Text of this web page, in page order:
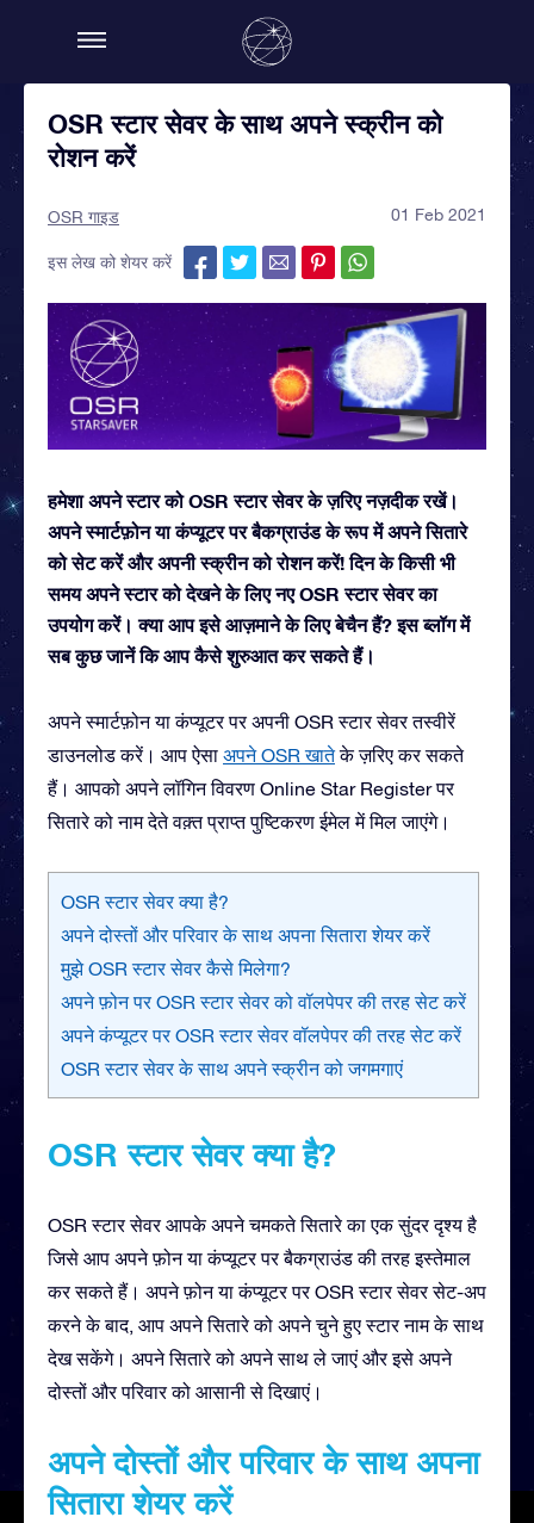
OSR स्टार सेवर के साथ अपने स्क्रीन को
रोशन करें
OSR गाइड 01 Feb 2021
इस लेख को शेयर करें
हमेशा अपने स्टार को OSR स्टार सेवर के ज़रिए नज़दीक रखें।
अपने स्मार्टफ़ोन या कंप्यूटर पर बैकग्राउंड के रूप में अपने सितारे
को सेट करें और अपनी स्क्रीन को रोशन करें! दिन के किसी भी
समय अपने स्टार को देखने के लिए नए OSR स्टार सेवर का
उपयोग करें। क्या आप इसे आज़माने के लिए बेचैन हैं? इस ब्लॉग में
सब कुछ जानें कि आप कैसे शुरुआत कर सकते हैं।
अपने स्मार्टफ़ोन या कंप्यूटर पर अपनी OSR स्टार सेवर तस्वीरें
डाउनलोड करें। आप ऐसा अपने OSR खातेके ज़रिए कर सकते
हैं। आपको अपने लॉगिन विवरण Online Star Register पर
सितारे को नाम देते वक़्त प्राप्त पुष्टिकरण ईमेल में मिल जाएंगे।
OSR स्टार सेवर क्या है?
अपने दोस्तों और परिवार के साथ अपना सितारा शेयर करें
मुझे OSR स्टार सेवर कैसे मिलेगा?
अपने फ़ोन पर OSR स्टार सेवर को वॉलपेपर की तरह सेट करें
अपने कंप्यूटर पर OSR स्टार सेवर वॉलपेपर की तरह सेट करें
OSR स्टार सेवर के साथ अपने स्क्रीन को जगमगाएं
OSR स्टार सेवर क्या है?
OSR स्टार सेवर आपके अपने चमकते सितारे का एक सुंदर दृश्य है
जिसे आप अपने फ़ोन या कंप्यूटर पर बैकग्राउंड की तरह इस्तेमाल
कर सकते हैं। अपने फ़ोन या कंप्यूटर पर OSR स्टार सेवर सेट-अप
करने के बाद, आप अपने सितारे को अपने चुने हुए स्टार नाम के साथ
देख सकेंगे। अपने सितारे को अपने साथ ले जाएं और इसे अपने
दोस्तों और परिवार को आसानी से दिखाएं।
अपने दोस्तों और परिवार के साथ अपना
सितारा शेयर करें